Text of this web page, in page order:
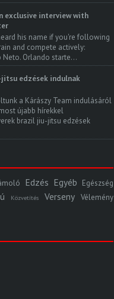
exclusive interview with
his name if you're following
and compete actively:
Neto. Orlando starte...
edzések indulnak
a Kárászy Team indulásáról
újabb hírekkel
brazil jiu-jitsu edzések
Edzés Egyéb Egészség
Közvetítés Verseny Vélemény